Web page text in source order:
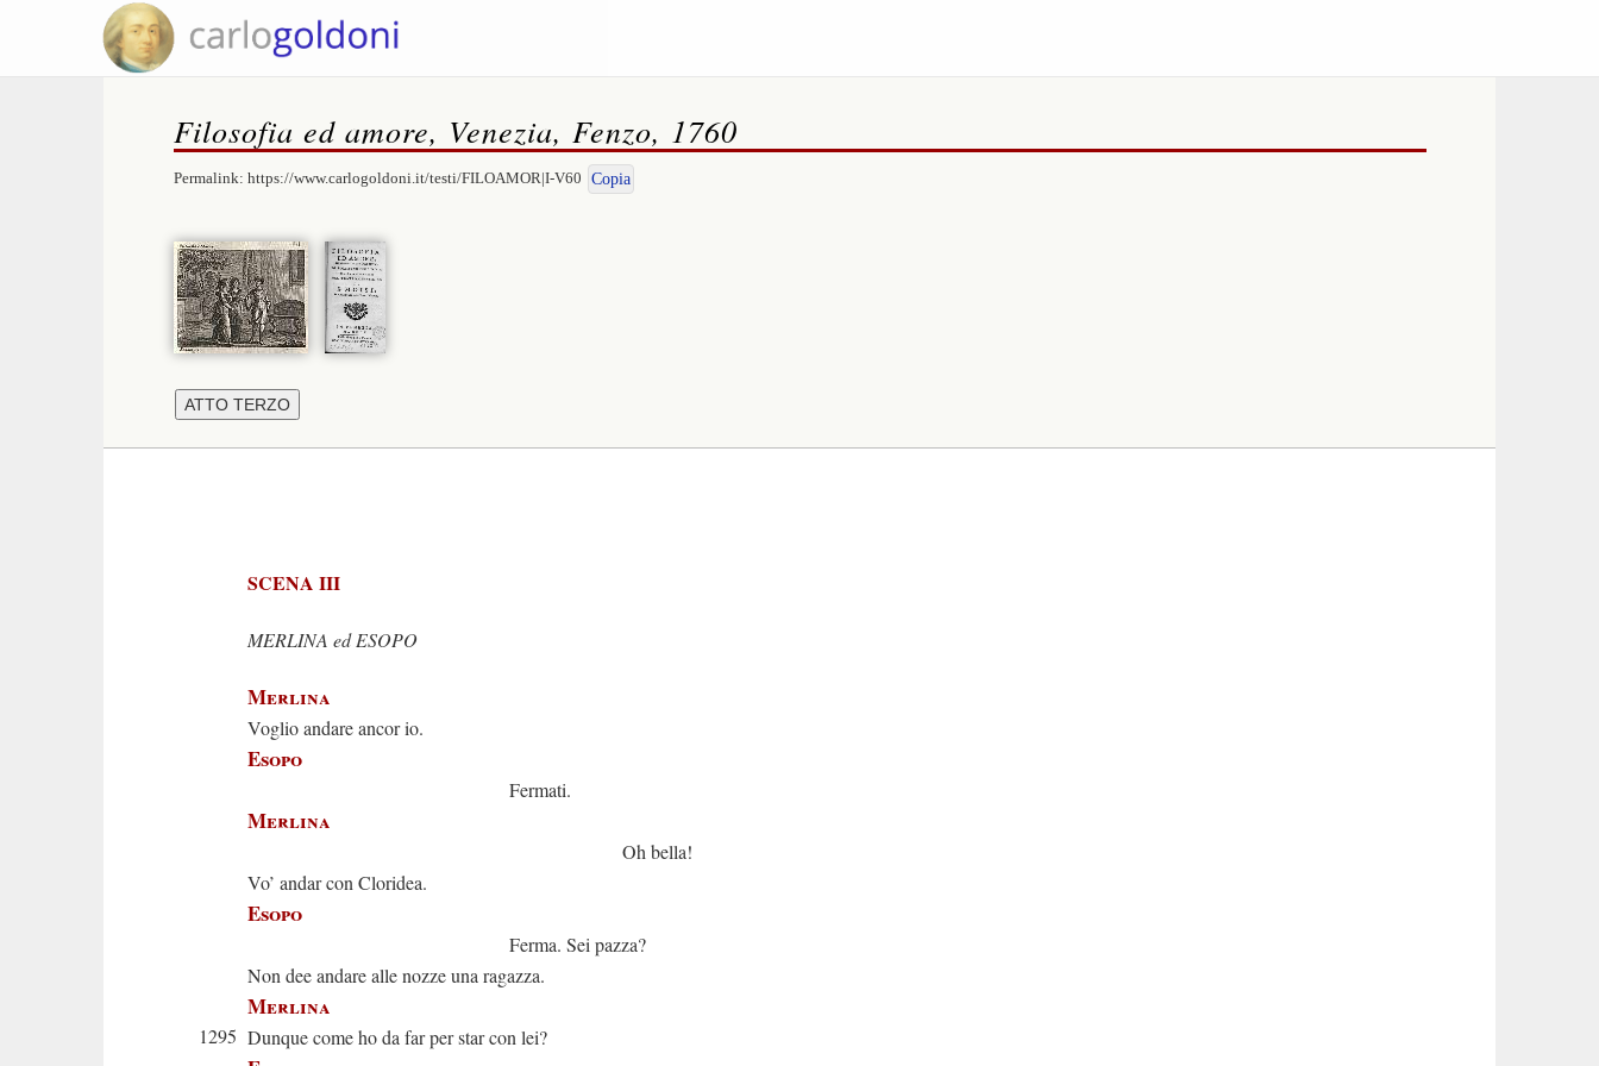
Filosofia ed amore, Venezia, Fenzo, 1760
Permalink: https://www.carlogoldoni.it/testi/FILOAMOR|I-V60 Copia
SCENA III
MERLINA ed ESOPO
Merlina
Voglio andare ancor io.
Esopo
Fermati.
Merlina
Oh bella!
Vo’ andar con Cloridea.
Esopo
Ferma. Sei pazza?
Non dee andare alle nozze una ragazza.
Merlina
1295 Dunque come ho da far per star con lei?